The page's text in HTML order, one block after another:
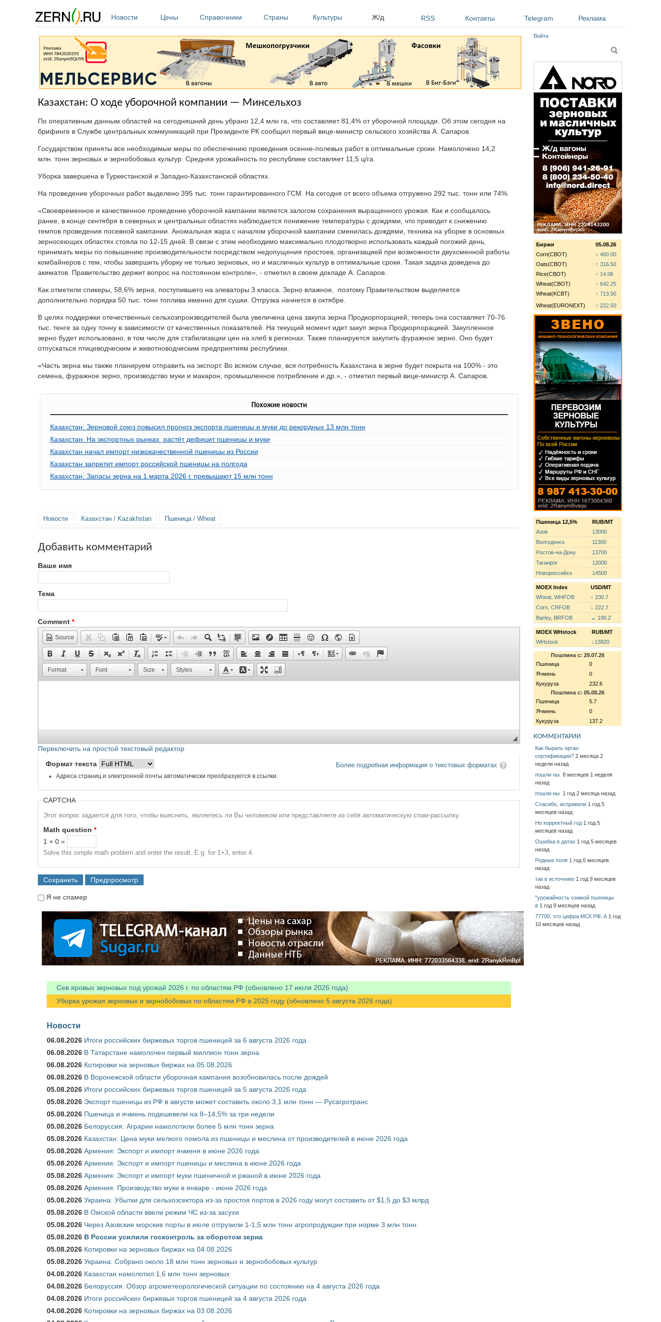
Новости
Цены Справочники Страны Культуры Ж/д RSS Контакты Telegram Реклама
Казахстан: О ходе уборочной компании — Минсельхоз
По оперативным данным областей на сегодняшний день убрано 12,4 млн га, что составляет 81,4% от уборочной площади. Об этом сегодня на
брифинге в Службе центральных коммуникаций при Президенте РК сообщил первый вице-министр сельского хозяйства А. Сапаров.
Государством приняты все необходимые меры по обеспечению проведения осенне-полевых работ в оптимальные сроки. Намолочено 14,2
млн. тонн зерновых и зернобобовых культур. Средняя урожайность по республике составляет 11,5 ц/га.
Уборка завершена в Туркестанской и Западно-Казахстанской областях.
На проведение уборочных работ выделено 395 тыс. тонн гарантированного ГСМ. На сегодня от всего объема отгружено 292 тыс. тонн или 74%.
«Своевременное и качественное проведение уборочной кампании является залогом сохранения выращенного урожая. Как и сообщалось
ранее, в конце сентября в северных и центральных областях наблюдается понижение температуры с дождями, что приводит к снижению
темпов проведения посевной кампании. Аномальная жара с началом уборочной кампании сменилась дождями, техника на уборке в основных
зерносеющих областях стояла по 12-15 дней. В связи с этим необходимо максимально плодотворно использовать каждый погожий день,
принимать меры по повышению производительности посредством недопущения простоев, организацией при возможности двухсменной работы
комбайнеров с тем, чтобы завершить уборку не только зерновых, но и масличных культур в оптимальные сроки. Такая задача доведена до
акиматов. Правительство держит вопрос на постоянном контроле», - отметил в своем докладе А. Сапаров.
Как отметили спикеры, 58,6% зерна, поступившего на элеваторы 3 класса. Зерно влажное, поэтому Правительством выделяется
дополнительно порядка 50 тыс. тонн топлива именно для сушки. Отгрузка начнется в октябре.
В целях поддержки отечественных сельхозпроизводителей была увеличена цена закупа зерна Продкорпорацией, теперь она составляет 70-76
тыс. тенге за одну тонну в зависимости от качественных показателей. На текущий момент идет закуп зерна Продкорпорацией. Закупленное
зерно будет использовано, в том числе для стабилизации цен на хлеб в регионах. Также планируется закупить фуражное зерно. Оно будет
отпускаться птицеводческим и животноводческим предприятиям республики.
«Часть зерна мы также планируем отправить на экспорт. Во всяком случае, вся потребность Казахстана в зерне будет покрыта на 100% - это
семена, фуражное зерно, производство муки и макарон, промышленное потребление и др.», - отметил первый вице-министр А. Сапаров.
Похожие новости
Казахстан: Зерновой союз повысил прогноз экспорта пшеницы и муки до рекордных 13 млн тонн
Казахстан: На экспортных рынках растёт дефицит пшеницы и муки
Казахстан начал импорт низкокачественной пшеницы из России
Казахстан запретит импорт российской пшеницы на полгода
Казахстан: Запасы зерна на 1 марта 2026 г. превышают 15 млн тонн
Новости Казахстан / Kazakhstan Пшеница / Wheat
Добавить комментарий
Ваше имя
Тема
Comment *
Source
Format Font Size Styles
Переключить на простой текстовый редактор
Более подробная информация о текстовых форматах
Формат текста
Адреса страниц и электронной почты автоматически преобразуются в ссылки.
CAPTCHA
Этот вопрос задается для того, чтобы выяснить, являетесь ли Вы человеком или представляете из себя автоматическую спам-рассылку.
Math question *
1 + 0 =
Solve this simple math problem and enter the result. E.g. for 1+3, enter 4.
Я не спамер
Сев яровых зерновых под урожай 2026 г. по областям РФ (обновлено 17 июля 2026 года)
Уборка урожая зерновых и зернобобовых по областям РФ в 2025 году (обновлено 5 августа 2026 года)
Новости
06.08.2026 Итоги российских биржевых торгов пшеницей за 6 августа 2026 года
06.08.2026 В Татарстане намолочен первый миллион тонн зерна
06.08.2026 Котировки на зерновых биржах на 05.08.2026
06.08.2026 В Воронежской области уборочная кампания возобновилась после дождей
05.08.2026 Итоги российских биржевых торгов пшеницей за 5 августа 2026 года
05.08.2026 Экспорт пшеницы из РФ в августе может составить около 3,1 млн тонн — Русагротранс
05.08.2026 Пшеница и ячмень подешевели на 8–14,5% за три недели
05.08.2026 Белоруссия: Аграрии намолотили более 5 млн тонн зерна
05.08.2026 Казахстан: Цена муки мелкого помола из пшеницы и меслина от производителей в июне 2026 года
05.08.2026 Армения: Экспорт и импорт ячменя в июне 2026 года
05.08.2026 Армения: Экспорт и импорт пшеницы и меслина в июне 2026 года
05.08.2026 Армения: Экспорт и импорт муки пшеничной и ржаной в июне 2026 года
05.08.2026 Армения: Производство муки в январе - июне 2026 года
05.08.2026 Украина: Убытки для сельхозсектора из-за простоя портов в 2026 году могут составить от $1,5 до $3 млрд
05.08.2026 В Омской области ввели режим ЧС из-за засухи
05.08.2026 Через Азовские морские порты в июле отгрузили 1-1,5 млн тонн агропродукции при норме 3 млн тонн
05.08.2026 В России усилили госконтроль за оборотом зерна
05.08.2026 Котировки на зерновых биржах на 04.08.2026
05.08.2026 Украина: Собрано около 18 млн тонн зерновых и зернобобовых культур
04.08.2026 Казахстан намолотил 1,6 млн тонн зерновых
04.08.2026 Белоруссия: Обзор агрометеорологической ситуации по состоянию на 4 августа 2026 года
04.08.2026 Итоги российских биржевых торгов пшеницей за 4 августа 2026 года
04.08.2026 Котировки на зерновых биржах на 03.08.2026
Войти
Поиск
Биржи
05.08.26
Corn(CBOT)
↓ 460.00
Oats(CBOT)
↑ 316.50
Rice(CBOT)
↑ 14.06
Wheat(CBOT)
↑ 642.25
Wheat(KCBT)
↑ 713.50
Wheat(EURONEXT)
↑ 222.50
Пшеница 12,5%
RUB/MT
Азов
13000
Волгодонск
11300
Ростов-на-Дону
13700
Таганрог
12000
Новороссийск
14500
MOEX Index
USD/MT
Wheat, WHFOB
↑ 230.7
Corn, CRFOB
↓ 222.7
Barley, BRFOB
↔ 190.2
MOEX WHstock
RUB/MT
WHstock
↓13820
Пошлина с: 29.07.26
Пшеница
0
Ячмень
0
Кукуруза
232.6
Пошлина с: 05.08.26
Пшеница
5.7
Ячмень
0
Кукуруза
137.2
КОММЕНТАРИИ
Как бырать орган
сертификации? 2 месяца 2
недели назад
пошли ны 8 месяцев 1 неделя
назад
пошли ны 1 год 2 месяца назад
Спасибо, исправили 1 год 5
месяцев назад
Не корректный год 1 год 5
месяцев назад
Ошибка в датах 1 год 5 месяцев
назад
Родные поля 1 год 6 месяцев
назад
так в источнике 1 год 9 месяцев
назад
"урожайность озимой пшеницы
в 1 год 9 месяцев назад
77700, это цифра МСХ РФ. А 1 год
10 месяцев назад